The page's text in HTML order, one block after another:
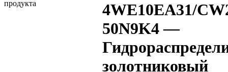
4WE10EA31/
50N9K4 —
золотниковый